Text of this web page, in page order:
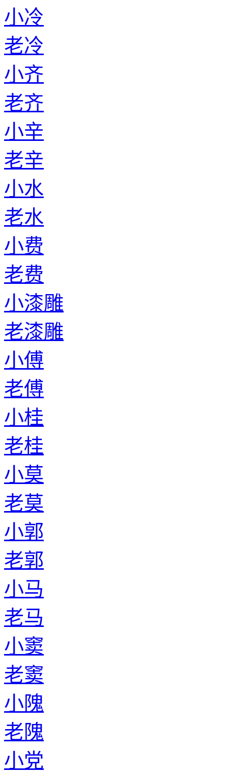
小冷
老冷
小齐
老齐
小辛
老辛
小水
老水
小费
老费
小漆雕
老漆雕
小傅
老傅
小桂
老桂
小莫
老莫
小郭
老郭
小马
老马
小窦
老窦
小隗
老隗
小党